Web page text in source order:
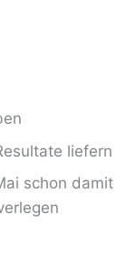
liefern
schon damit